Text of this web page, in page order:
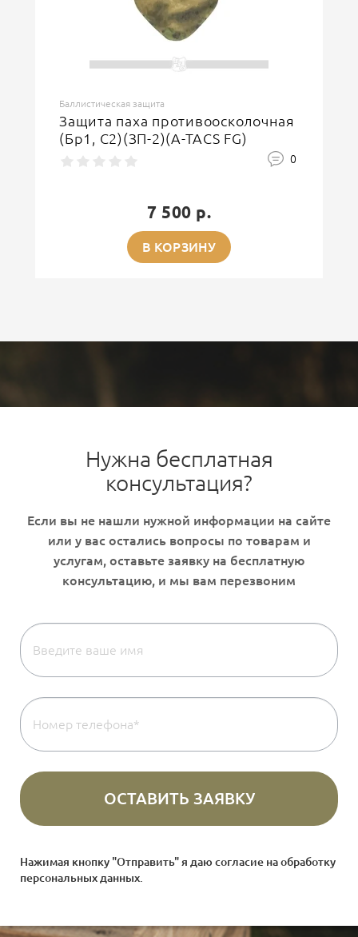
Баллистическая защита
Защита паха противоосколочная
(Бр1, С2)(ЗП-2)(A-TACS FG)
0
7 500 р.
В КОРЗИНУ
Нужна бесплатная
консультация?
Нажимая кнопку "Отправить" я даю согласие наобработку
персональных данных